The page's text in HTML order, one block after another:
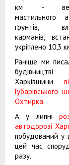
км -
мастильного
ґрунтів,
карманів,
укріплено 10,3
Раніше ми
Харківщини
Охтирка.
А у липні
автодорозі
побудований у
цей час
разу.